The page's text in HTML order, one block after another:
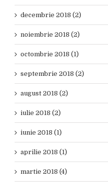
decembrie 2018 (2)
noiembrie 2018 (2)
octombrie 2018 (1)
septembrie 2018 (2)
august 2018 (2)
iulie 2018 (2)
iunie 2018 (1)
aprilie 2018 (1)
martie 2018 (4)